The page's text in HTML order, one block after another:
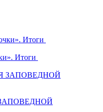
Итоги